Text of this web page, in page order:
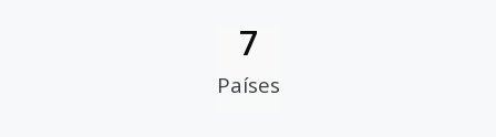
Países
7